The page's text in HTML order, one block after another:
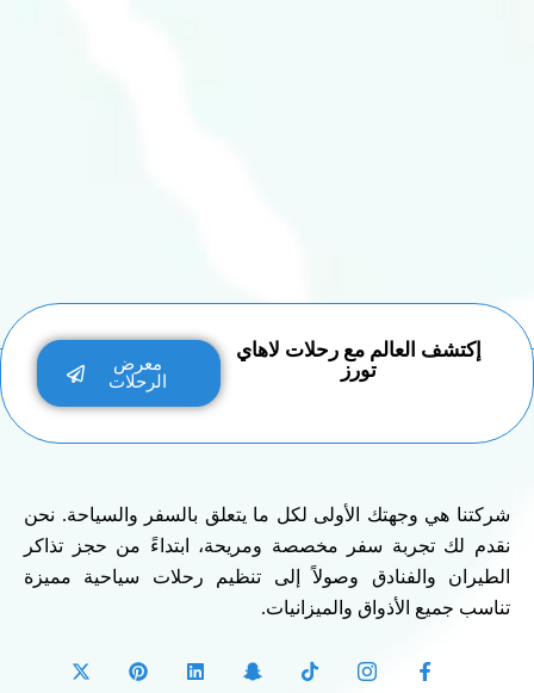
إكتشف العالم مع رحلات لاهاي
تورز
معرض
الرحلات
شركتنا هي وجهتك الأولى لكل ما يتعلق بالسفر والسياحة. نحن
نقدم لك تجربة سفر مخصصة ومريحة، ابتداءً من حجز تذاكر
الطيران والفنادق وصولاً إلى تنظيم رحلات سياحية مميزة
تناسب جميع الأذواق والميزانيات.